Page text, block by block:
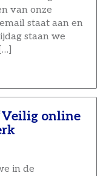
van onze
staat aan en
staan we
online
in de